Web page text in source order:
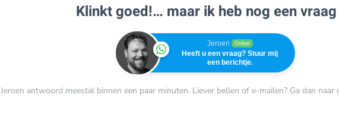
Klinkt goed!… maar ik heb nog een vraag
Jeroen Online
Heeft u een vraag? Stuur mij
een berichtje.
Jeroen antwoord meestal binnen een paar minuten. Liever bellen of e-mailen? Ga dan naar